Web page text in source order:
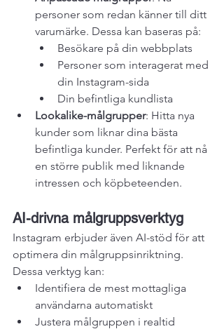
personer som redan känner till ditt
varumärke. Dessa kan baseras på:
Besökare på din webbplats
Personer som interagerat med
din Instagram-sida
Din befintliga kundlista
Lookalike-målgrupper: Hitta nya
kunder som liknar dina bästa
befintliga kunder. Perfekt för att nå
en större publik med liknande
intressen och köpbeteenden.
AI-drivna målgruppsverktyg
Instagram erbjuder även AI-stöd för att
optimera din målgruppsinriktning.
Dessa verktyg kan:
Identifiera de mest mottagliga
användarna automatiskt
Justera målgruppen i realtid